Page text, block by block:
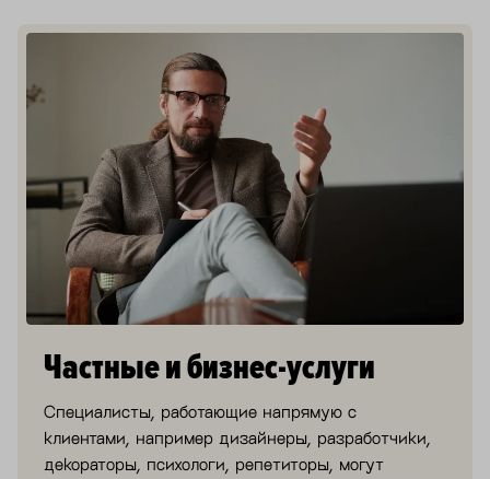
Частные и бизнес-услуги
Специалисты, работающие напрямую с
клиентами, например дизайнеры, разработчики,
декораторы, психологи, репетиторы, могут